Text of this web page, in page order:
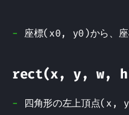
座標(x0, y0)から、
rect(x, y, w, h):
四角形の左上頂点(x,